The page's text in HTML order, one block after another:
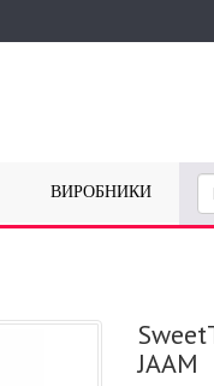
ВИРОБНИКИ
JAAM